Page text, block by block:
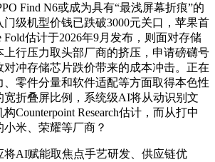
Find N6或成为具有“最浅屏幕折痕”的
级机型价钱已跌破3000元关口，苹果首
Fold估计于2026年9月发布，则面对存储
上行压力取头部厂商的挤压，申请磅礴号
冲存储芯片跌价带来的成本冲击。正在
零件分量和软件适配等方面取得本色性
宽折叠屏比例，系统级AI将从动识别文
Counterpoint Research估计，而从打中
米、荣耀等厂商？
AI赋能取焦点手艺研发、供应链优